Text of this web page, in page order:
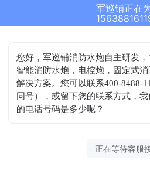
军巡铺正在
您好，军巡铺消防水炮自主研发
智能消防水炮，电控炮，固定式
解决方案。您可以联系400-8488-
同号），或留下您的联系方式，
的电话号码是多少呢？
正在等待客服